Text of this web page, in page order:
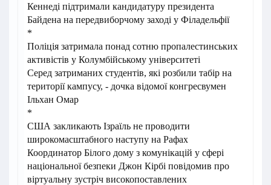
Кеннеді підтримали кандидатуру президента
Байдена на передвиборчому заході у Філадельфії
*
Поліція затримала понад сотню пропалестинських
активістів у Колумбійському університеті
Серед затриманих студентів, які розбили табір на
території кампусу, - дочка відомої конгресвумен
Ільхан Омар
*
США закликають Ізраїль не проводити
широкомасштабного наступу на Рафах
Координатор Білого дому з комунікацій у сфері
національної безпеки Джон Кірбі повідомив про
віртуальну зустріч високопоставлених